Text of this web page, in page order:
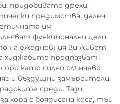
придобивате дрехи,
предимства, далеч
им
функционални цели,
на ежедневния ви живот.
предпазват
като силно слънчево
и въздушни замърсители,
среди. Тази
хора с боядисана коса, тъй